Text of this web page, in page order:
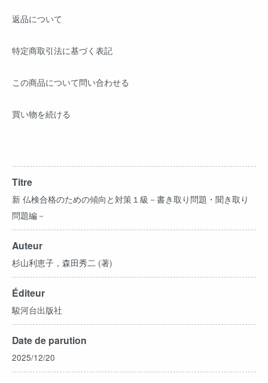
返品について
特定商取引法に基づく表記
この商品について問い合わせる
買い物を続ける
Titre
新 仏検合格のための傾向と対策１級－書き取り問題・聞き取り
問題編－
Auteur
杉山利恵子，森田秀二 (著)
Éditeur
駿河台出版社
Date de parution
2025/12/20